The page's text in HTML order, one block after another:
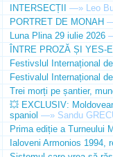
INTERSECȚII —» Leo
PORTRET DE MONAH
Luna Plina 29 iulie 2026
ÎNTRE PROZĂ ȘI YES-
Festivslul Internațional
Festivalul Internațional
Trei morți pe șantier,
💥 EXCLUSIV:
spaniol —» Sandu
Prima ediție a Turneului
Ialoveni Armonios 1994,